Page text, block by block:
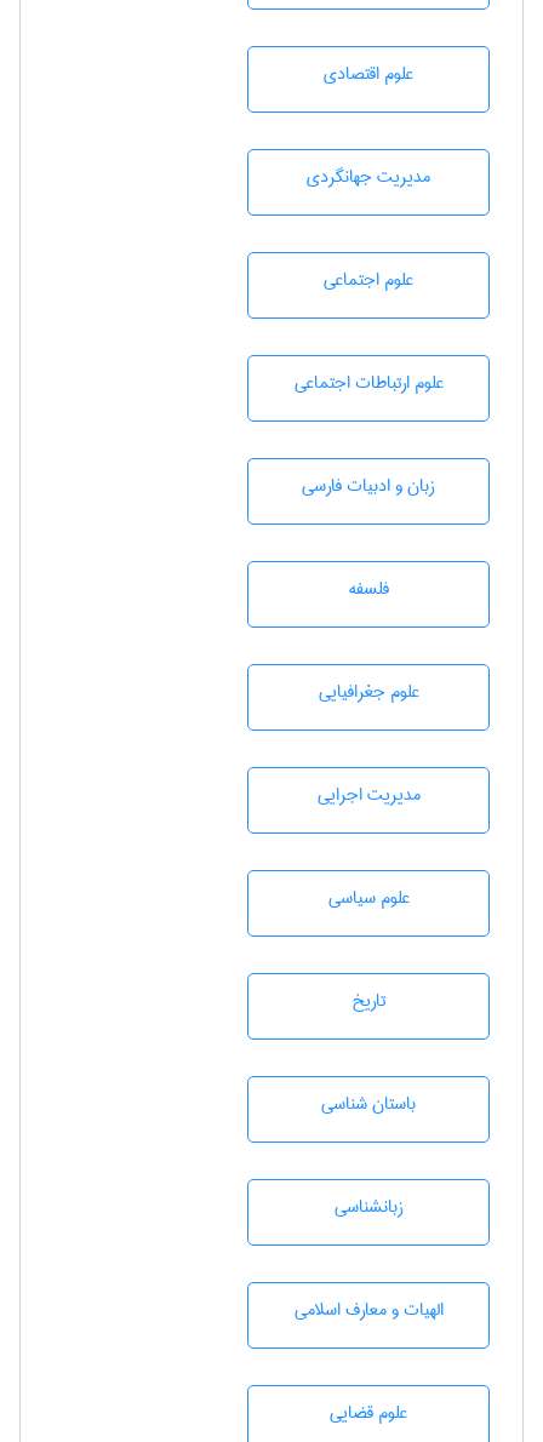
علوم اقتصادی
مديريت جهانگردی
علوم اجتماعی
علوم ارتباطات اجتماعی
زبان و ادبيات فارسی
فلسفه
علوم جغرافيايی
مديريت اجرايی
علوم سياسی
تاريخ
باستان شناسی
زبانشناسی
الهیات و معارف اسلامی
علوم قضایی